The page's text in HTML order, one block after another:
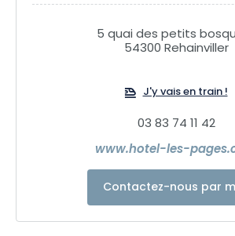
5 quai des petits
54300 Rehainviller
J'y vais en train !
03 83 74 11 42
www.hotel-les-
Contactez-nous par